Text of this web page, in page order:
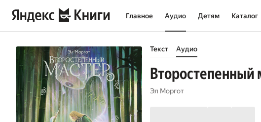
Главное Аудио Детям Каталог
Текст Аудио
Второстепенный
Эл Моргот